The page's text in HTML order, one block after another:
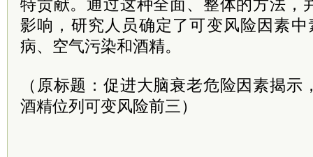
特贡献。通过这种全面、整体的方法，
影响，研究人员确定了可变风险因素
病、空气污染和酒精。
（原标题：促进大脑衰老危险因素揭
酒精位列可变风险前三）